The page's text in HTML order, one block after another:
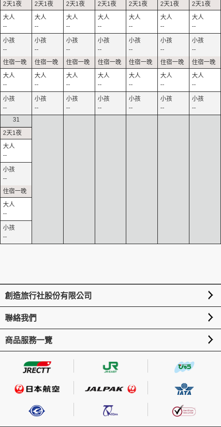
--
--
--
--
--
--
--
--
--
--
--
--
--
--
--
--
--
--
--
--
--
--
--
--
--
--
--
--
31
--
--
--
--
創造旅行社股份有限公司
聯絡我們
商品服務一覽